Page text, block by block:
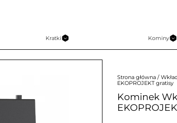
Kratki Kominy
Strona główna /
EKOPROJEKT gratisy
Kominek